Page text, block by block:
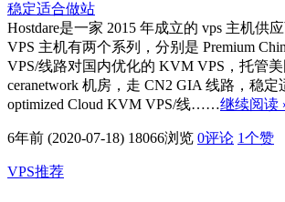
Hostdare是一家 2015 年成立的 vps 主机供
VPS 主机有两个系列，分别是 Premium
VPS/线路对国内优化的 KVM VPS，托管
ceranetwork 机房，走 CN2 GIA 线路，稳定
optimized Cloud KVM VPS/线……继续阅读
6年前 (2020-07-18) 18066浏览 0评论 1个赞
VPS推荐